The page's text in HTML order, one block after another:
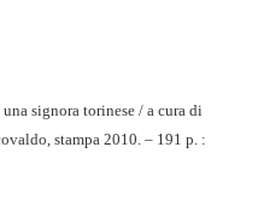
signora torinese / a cura di
stampa 2010. – 191 p. :